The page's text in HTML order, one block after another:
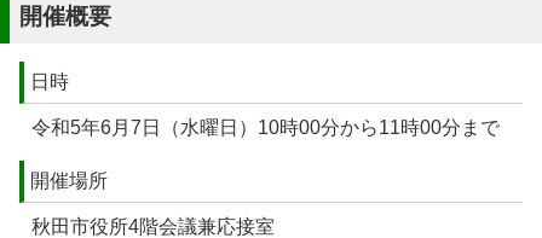
開催概要
日時
令和5年6月7日（水曜日）10時00分から11時00分まで
開催場所
秋田市役所4階会議兼応接室